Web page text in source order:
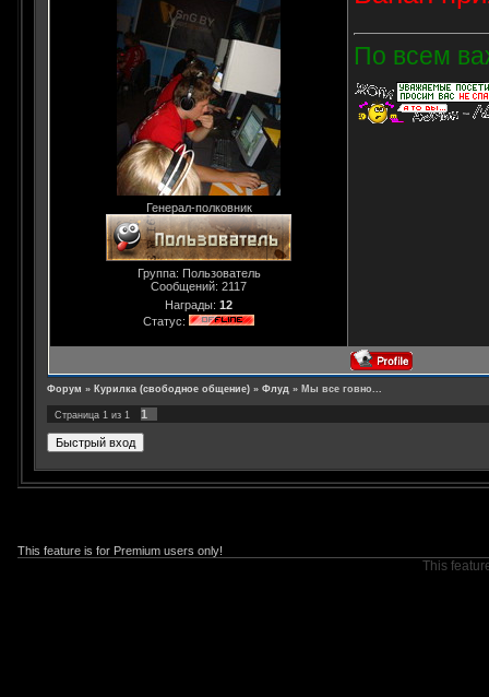
Генерал-полковник
Группа: Пользователь
Сообщений: 2117
Награды: 12
Статус:
По всем
Форум » Курилка (свободное общение) » Флуд » Мы все говно...
Страница 1 из 1 1
This feature is for Premium users only!
This